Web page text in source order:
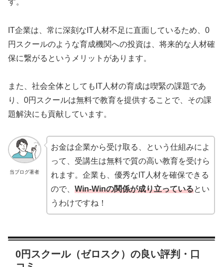
IT企業は、常に深刻なIT人材不足に直面しているため、0
円スクールのような育成機関への投資は、将来的な人材確
保に繋がるというメリットがあります。
また、社会全体としてもIT人材の育成は喫緊の課題であ
り、0円スクールは無料で教育を提供することで、その課
題解決にも貢献しています。
当ブログ著者
お金は企業から受け取る、という仕組みによ
って、受講生は無料で質の高い教育を受けら
れます。企業も、優秀なIT人材を確保できる
ので、 Win-Winの関係が成り立っているとい
うわけですね！
0円スクール（ゼロスク）の良い評判・口